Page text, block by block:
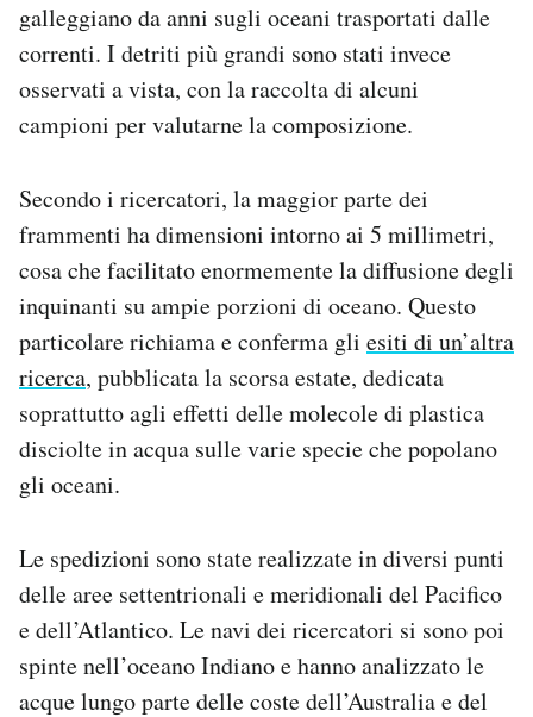
galleggiano da anni sugli oceani trasportati dalle
correnti. I detriti più grandi sono stati invece
osservati a vista, con la raccolta di alcuni
campioni per valutarne la composizione.
Secondo i ricercatori, la maggior parte dei
frammenti ha dimensioni intorno ai 5 millimetri,
cosa che facilitato enormemente la diffusione degli
inquinanti su ampie porzioni di oceano. Questo
particolare richiama e conferma gli esiti di un’altra
ricerca, pubblicata la scorsa estate, dedicata
soprattutto agli effetti delle molecole di plastica
disciolte in acqua sulle varie specie che popolano
gli oceani.
Le spedizioni sono state realizzate in diversi punti
delle aree settentrionali e meridionali del Pacifico
e dell’Atlantico. Le navi dei ricercatori si sono poi
spinte nell’oceano Indiano e hanno analizzato le
acque lungo parte delle coste dell’Australia e del